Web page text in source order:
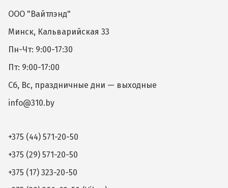
ООО "Вайтлэнд"
Минск, Кальварийская 33
Пн-Чт: 9:00-17:30
Пт: 9:00-17:00
Сб, Вс, праздничные дни — выходные
info@310.by
+375 (44) 571-20-50
+375 (29) 571-20-50
+375 (17) 323-20-50